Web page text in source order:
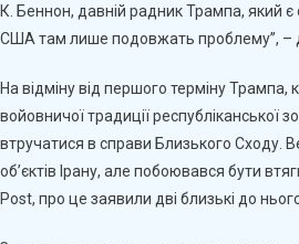
К. Беннон, давній радник Трампа, який є
США там лише подовжать проблему”, –
На відміну від першого терміну Трампа,
войовничої традиції республіканської
втручатися в справи Близького Сходу.
об’єктів Ірану, але побоювався бути
Post, про це заявили дві близькі до